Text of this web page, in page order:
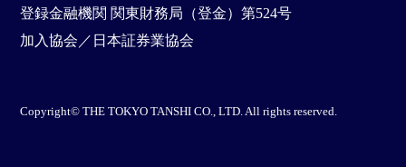
登録金融機関 関東財務局（登金）第524号
加入協会／日本証券業協会
Copyright© THE TOKYO TANSHI CO., LTD. All rights reserved.